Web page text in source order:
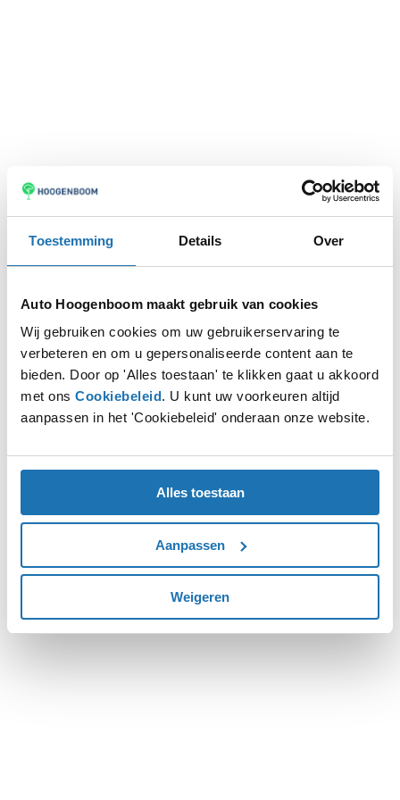
Toestemming Details Over
Auto Hoogenboom maakt gebruik van cookies
Wij gebruiken cookies om uw gebruikerservaring te
verbeteren en om u gepersonaliseerde content aan te
bieden. Door op 'Alles toestaan' te klikken gaat u akkoord
met ons Cookiebeleid. U kunt uw voorkeuren altijd
aanpassen in het 'Cookiebeleid' onderaan onze website.
Alles toestaan
Aanpassen
Weigeren
Application error: aclient-side exception has occurred while
loadingwww.autohoogenboom.nl (see the browser console
more information).